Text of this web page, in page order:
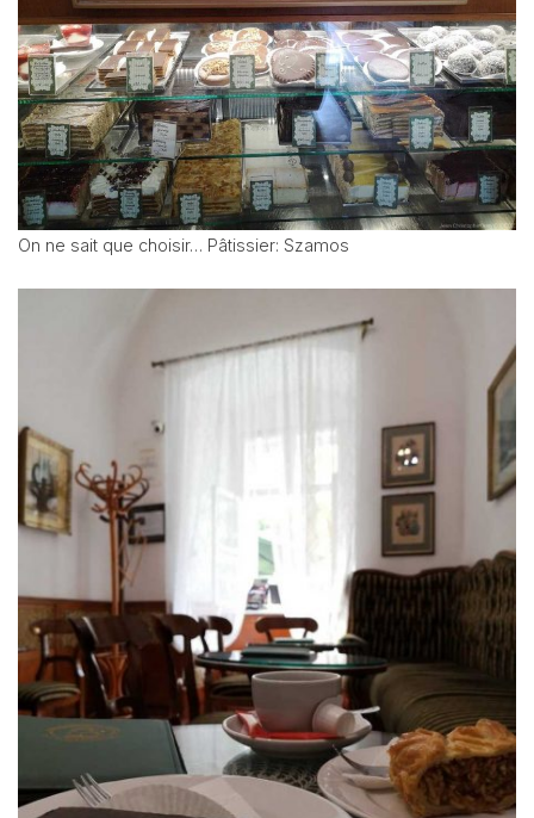
On ne sait que choisir… Pâtissier: Szamos